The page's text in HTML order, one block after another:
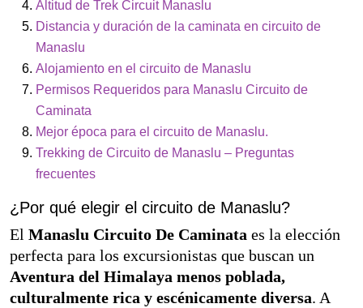
Altitud de Trek Circuit Manaslu
Distancia y duración de la caminata en circuito de
Manaslu
Alojamiento en el circuito de Manaslu
Permisos Requeridos para Manaslu Circuito de
Caminata
Mejor época para el circuito de Manaslu.
Trekking de Circuito de Manaslu – Preguntas
frecuentes
¿Por qué elegir el circuito de Manaslu?
El Manaslu Circuito De Caminata es la elección
perfecta para los excursionistas que buscan un
Aventura del Himalaya menos poblada,
culturalmente rica y escénicamente diversa. A